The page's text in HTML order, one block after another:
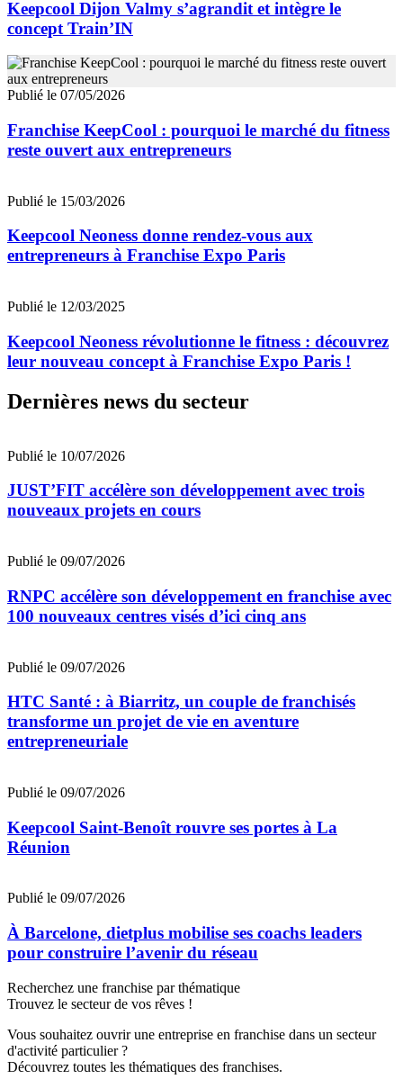
Keepcool Dijon Valmy s’agrandit et intègre le
concept Train’IN
Publié le 07/05/2026
Franchise KeepCool : pourquoi le marché du fitness
reste ouvert aux entrepreneurs
Publié le 15/03/2026
Keepcool Neoness donne rendez-vous aux
entrepreneurs à Franchise Expo Paris
Publié le 12/03/2025
Keepcool Neoness révolutionne le fitness : découvrez
leur nouveau concept à Franchise Expo Paris !
Dernières news du secteur
Publié le 10/07/2026
JUST’FIT accélère son développement avec trois
nouveaux projets en cours
Publié le 09/07/2026
RNPC accélère son développement en franchise avec
100 nouveaux centres visés d’ici cinq ans
Publié le 09/07/2026
HTC Santé : à Biarritz, un couple de franchisés
transforme un projet de vie en aventure
entrepreneuriale
Publié le 09/07/2026
Keepcool Saint-Benoît rouvre ses portes à La
Réunion
Publié le 09/07/2026
À Barcelone, dietplus mobilise ses coachs leaders
pour construire l’avenir du réseau
Recherchez une franchise par thématique
Trouvez le secteur de vos rêves !
Vous souhaitez ouvrir une entreprise en franchise dans un secteur
d'activité particulier ?
Découvrez toutes les thématiques des franchises.